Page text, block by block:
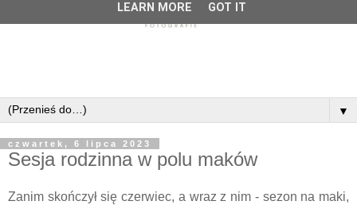
▼
czwartek, 6 lipca 2023
Sesja rodzinna w polu maków
Zanim skończył się czerwiec, a wraz z nim - sezon na maki,
LEARN MORE GOT IT